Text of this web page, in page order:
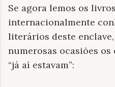
Se agora lemos os
internacionalmente
literários deste
numerosas ocasiões
“já aí estavam”: